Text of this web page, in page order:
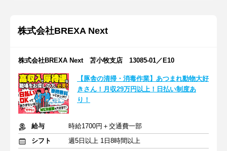
株式会社BREXA Next
株式会社BREXA Next 苫小牧支店 13085-01／E10
【豚舎の清掃・消毒作業】あつまれ動物大好
きさん！月収29万円以上！日払い制度あ
り！
給与
時給1700円＋交通費一部
シフト
週5日以上 1日8時間以上